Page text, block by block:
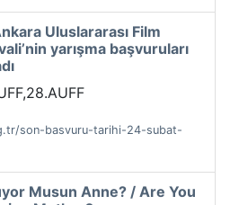
Uluslararası Film
yarışma başvuruları
son-basvuru-tarihi-24-subat-
Musun Anne? / Are You